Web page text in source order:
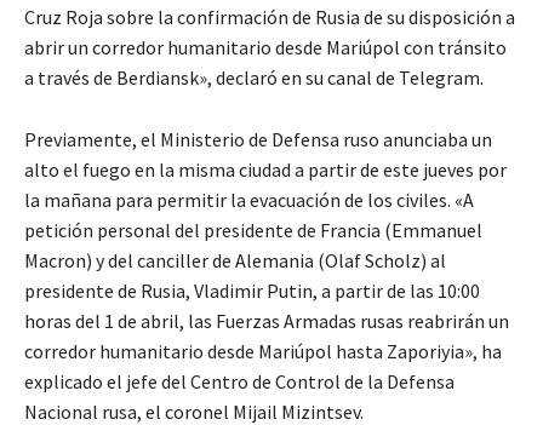
Cruz Roja sobre la confirmación de Rusia de su disposición a
abrir un corredor humanitario desde Mariúpol con tránsito
a través de Berdiansk», declaró en su canal de Telegram.
Previamente, el Ministerio de Defensa ruso anunciaba un
alto el fuego en la misma ciudad a partir de este jueves por
la mañana para permitir la evacuación de los civiles. «A
petición personal del presidente de Francia (Emmanuel
Macron) y del canciller de Alemania (Olaf Scholz) al
presidente de Rusia, Vladimir Putin, a partir de las 10:00
horas del 1 de abril, las Fuerzas Armadas rusas reabrirán un
corredor humanitario desde Mariúpol hasta Zaporiyia», ha
explicado el jefe del Centro de Control de la Defensa
Nacional rusa, el coronel Mijail Mizintsev.